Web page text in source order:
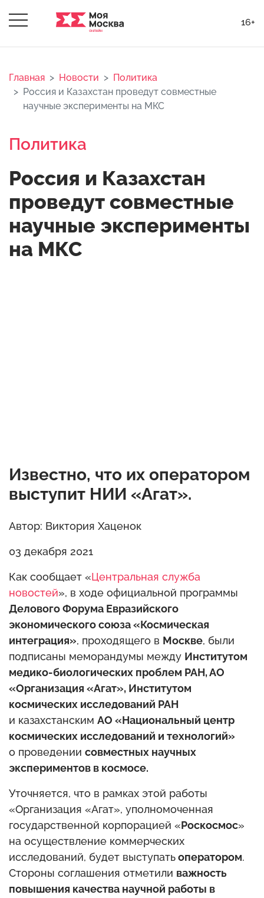
16+
Главная Новости
Политика
Россия и Казахстан проведут совместные
научные эксперименты на МКС
Политика
Россия и Казахстан
проведут совместные
научные эксперименты
на МКС
Известно, что их оператором
выступит НИИ «Агат».
Автор: Виктория Хаценок
03 декабря 2021
Как сообщает «Центральная служба
новостей», в ходе официальной программы
Делового Форума Евразийского
экономического союза «Космическая
интеграция», проходящего в Москве, были
подписаны меморандумы между Институтом
медико-биологических проблем РАН, АО
«Организация «Агат», Институтом
космических исследований РАН
и казахстанским АО «Национальный центр
космических исследований и технологий»
о проведении совместных научных
экспериментов в космосе.
Уточняется, что в рамках этой работы
«Организация «Агат», уполномоченная
государственной корпорацией «Роскосмос»
на осуществление коммерческих
исследований, будет выступатьоператором.
Стороны соглашения отметили важность
повышения качества научной работы в